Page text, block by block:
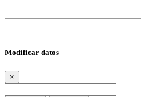
Modificar datos
×